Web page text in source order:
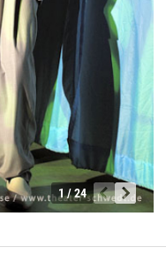
1 / 24